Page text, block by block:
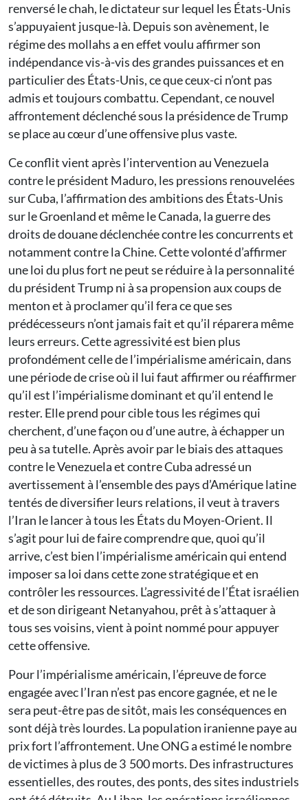
renversé le chah, le dictateur sur lequel les États-Unis
s’appuyaient jusque-là. Depuis son avènement, le
régime des mollahs a en effet voulu affirmer son
indépendance vis-à-vis des grandes puissances et en
particulier des États-Unis, ce que ceux-ci n’ont pas
admis et toujours combattu. Cependant, ce nouvel
affrontement déclenché sous la présidence de Trump
se place au cœur d’une offensive plus vaste.
Ce conflit vient après l’intervention au Venezuela
contre le président Maduro, les pressions renouvelées
sur Cuba, l’affirmation des ambitions des États-Unis
sur le Groenland et même le Canada, la guerre des
droits de douane déclenchée contre les concurrents et
notamment contre la Chine. Cette volonté d’affirmer
une loi du plus fort ne peut se réduire à la personnalité
du président Trump ni à sa propension aux coups de
menton et à proclamer qu’il fera ce que ses
prédécesseurs n’ont jamais fait et qu’il réparera même
leurs erreurs. Cette agressivité est bien plus
profondément celle de l’impérialisme américain, dans
une période de crise où il lui faut affirmer ou réaffirmer
qu’il est l’impérialisme dominant et qu’il entend le
rester. Elle prend pour cible tous les régimes qui
cherchent, d’une façon ou d’une autre, à échapper un
peu à sa tutelle. Après avoir par le biais des attaques
contre le Venezuela et contre Cuba adressé un
avertissement à l’ensemble des pays d’Amérique latine
tentés de diversifier leurs relations, il veut à travers
l’Iran le lancer à tous les États du Moyen-Orient. Il
s’agit pour lui de faire comprendre que, quoi qu’il
arrive, c’est bien l’impérialisme américain qui entend
imposer sa loi dans cette zone stratégique et en
contrôler les ressources. L’agressivité de l’État israélien
et de son dirigeant Netanyahou, prêt à s’attaquer à
tous ses voisins, vient à point nommé pour appuyer
cette offensive.
Pour l’impérialisme américain, l’épreuve de force
engagée avec l’Iran n’est pas encore gagnée, et ne le
sera peut-être pas de sitôt, mais les conséquences en
sont déjà très lourdes. La population iranienne paye au
prix fort l’affrontement. Une ONG a estimé le nombre
de victimes à plus de 3 500 morts. Des infrastructures
essentielles, des routes, des ponts, des sites industriels